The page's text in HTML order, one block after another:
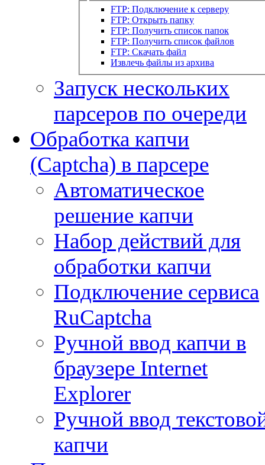
FTP: Подключение к серверу
FTP: Открыть папку
FTP: Получить список папок
FTP: Получить список файлов
FTP: Скачать файл
Извлечь файлы из архива
Запуск нескольких
парсеров по очереди
Обработка капчи
(Captcha) в парсере
Автоматическое
решение капчи
Набор действий для
обработки капчи
Подключение сервиса
RuCaptcha
Ручной ввод капчи в
браузере Internet
Explorer
Ручной ввод
капчи